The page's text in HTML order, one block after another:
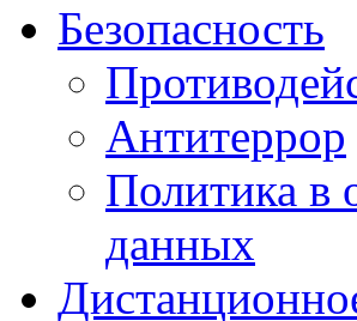
Безопасность
Антитеррор
Политика в
данных